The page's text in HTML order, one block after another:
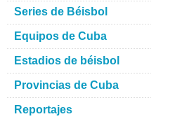
Series de Béisbol
Equipos de Cuba
Estadios de béisbol
Provincias de Cuba
Reportajes